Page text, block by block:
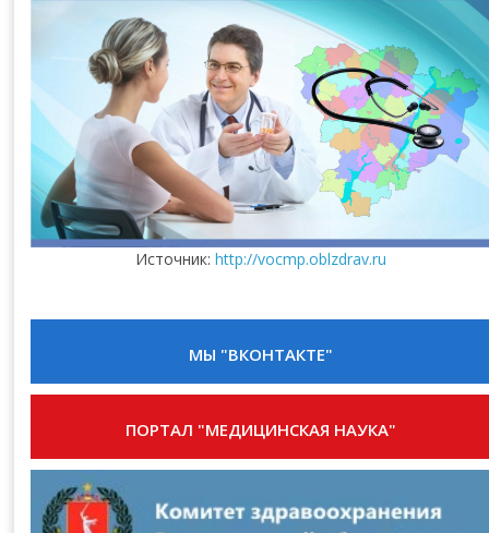
Источник: http://vocmp.oblzdrav.ru
МЫ "ВКОНТАКТЕ"
ПОРТАЛ "МЕДИЦИНСКАЯ НАУКА"